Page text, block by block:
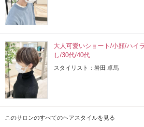
大人可愛いショート/小顔/ハイ
し/30代/40代
スタイリスト：岩田 卓馬
このサロンのすべてのヘアスタイルを見る